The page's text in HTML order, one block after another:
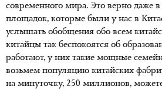
современного мира. Это верно даже в
площадок, которые были у нас в
услышать обобщения обо всем
китайцы так беспокоятся об
работают, у них такие мощные
возьмем популяцию китайских
на минуточку, 250 миллионов,